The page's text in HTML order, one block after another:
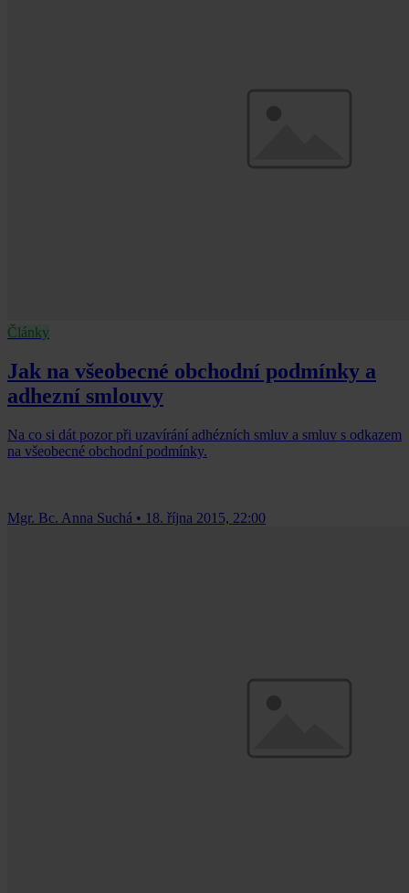
Články
Jak na všeobecné obchodní podmínky a
adhezní smlouvy
Na co si dát pozor při uzavírání adhézních smluv a smluv s odkazem
na všeobecné obchodní podmínky.
Mgr. Bc. Anna Suchá • 18. října 2015, 22:00